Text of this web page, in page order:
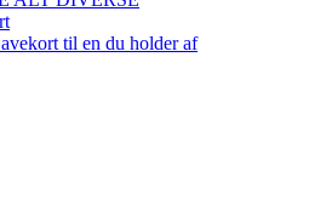
til en du holder af